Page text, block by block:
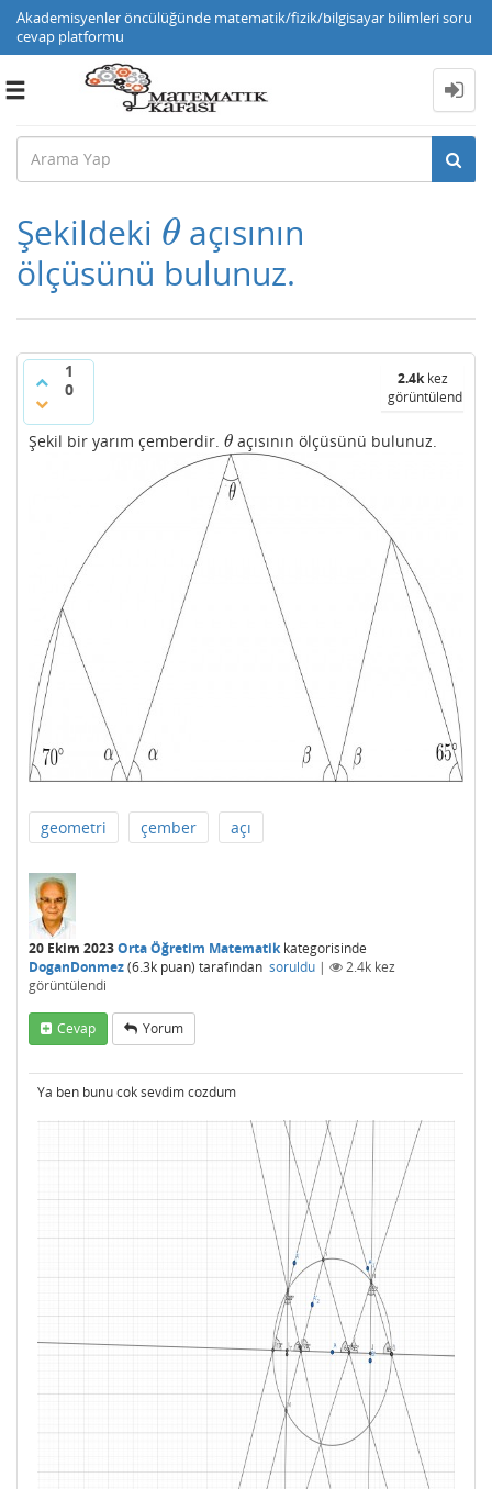
Akademisyenler öncülüğünde matematik/fizik/bilgisayar bilimleri soru
cevap platformu
Toggle
Şekildeki θ
θaçısının
ölçüsünü bulunuz.
1
0
2.4kkez
görüntülendi
Şekil bir yarım çemberdir. θ
θ açısının ölçüsünü bulunuz.
geometri çember açı
20 Ekim 2023Orta Öğretim Matematikkategorisinde
DoganDonmez(6.3k puan) tarafından soruldu | 2.4k kez
görüntülendi
Cevap Yorum
Ya ben bunu cok sevdim cozdum